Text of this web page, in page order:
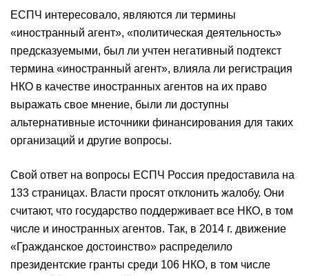
ЕСПЧ интересовало, являются ли термины
«иностранный агент», «политическая деятельность»
предсказуемыми, был ли учтен негативный подтекст
термина «иностранный агент», влияла ли регистрация
НКО в качестве иностранных агентов на их право
выражать свое мнение, были ли доступны
альтернативные источники финансирования для таких
организаций и другие вопросы.
Свой ответ на вопросы ЕСПЧ Россия предоставила на
133 страницах. Власти просят отклонить жалобу. Они
считают, что государство поддерживает все НКО, в том
числе и иностранных агентов. Так, в 2014 г. движение
«Гражданское достоинство» распределило
президентские гранты среди 106 НКО, в том числе